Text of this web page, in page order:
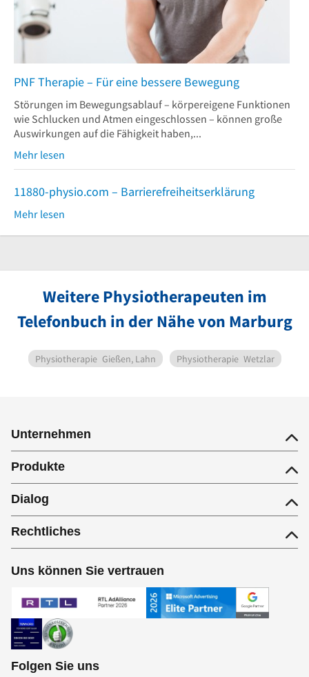
PNF Therapie – Für eine bessere Bewegung
Störungen im Bewegungsablauf – körpereigene Funktionen
wie Schlucken und Atmen eingeschlossen – können große
Auswirkungen auf die Fähigkeit haben,...
Mehr lesen
11880-physio.com – Barrierefreiheitserklärung
Mehr lesen
Weitere Physiotherapeuten im
Telefonbuch in der Nähe von Marburg
Physiotherapie Gießen, Lahn Physiotherapie Wetzlar
Unternehmen
Produkte
Dialog
Rechtliches
Uns können Sie vertrauen
Folgen Sie uns